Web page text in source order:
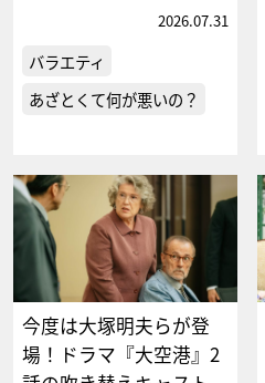
2026.07.31
バラエティ
あざとくて何が悪いの？
今度は大塚明夫らが登
場！ドラマ『大空港』2